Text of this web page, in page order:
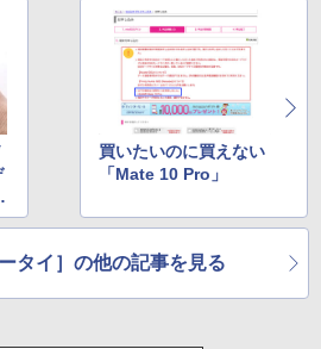
買いたいのに買えない
「Mate 10 Pro」
タイ］の他の記事を見る